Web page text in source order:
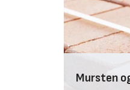
Mursten